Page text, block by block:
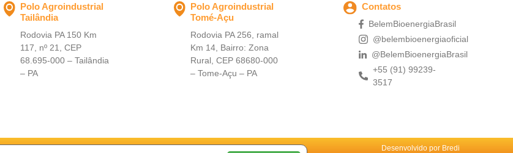
Polo Agroindustrial
Tailândia
Rodovia PA 150 Km
117, nº 21, CEP
68.695-000 – Tailândia
– PA
Polo Agroindustrial
Tomé-Açu
Rodovia PA 256, ramal
Km 14, Bairro: Zona
Rural, CEP 68680-000
– Tome-Açu – PA
Contatos
BelemBioenergiaBrasil
@belembioenergiaoficial
@BelemBioenergiaBrasil
+55 (91) 99239-
3517
Desenvolvido por Bredi